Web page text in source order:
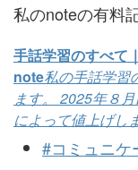
私のnoteの有料
手話学習のすべて
note私の手話学習
ます。 2025年８
によって値上げし
#コミュニケ